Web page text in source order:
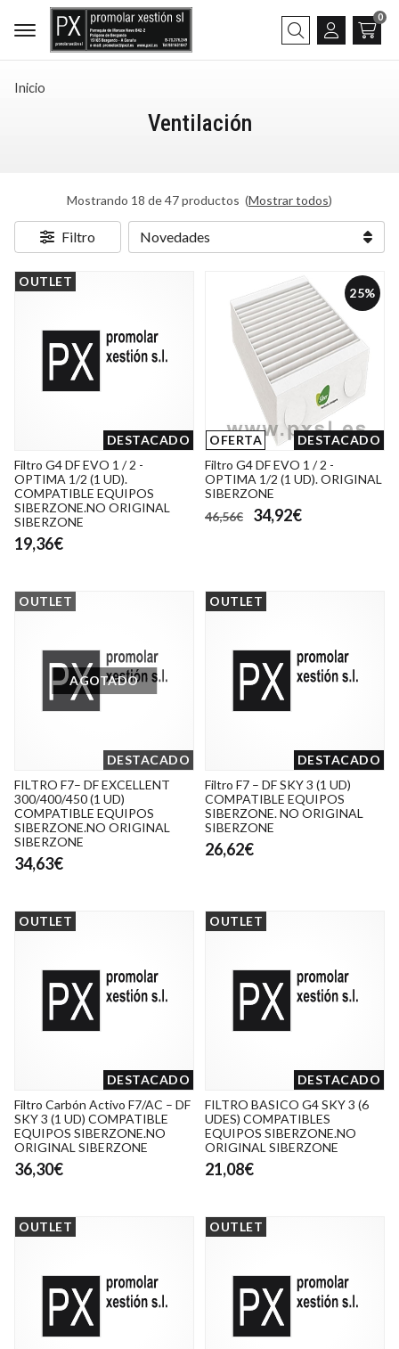
Buscar
0
Inicio
Ventilación
Mostrando 18 de 47 productos (Mostrar todos)
Filtro
DESTACADO
OUTLET
Filtro G4 DF EVO 1 / 2 -
OPTIMA 1/2 (1 UD).
COMPATIBLE EQUIPOS
SIBERZONE.NO ORIGINAL
SIBERZONE
19,36€
25%
OFERTA
DESTACADO
Filtro G4 DF EVO 1 / 2 -
OPTIMA 1/2 (1 UD). ORIGINAL
SIBERZONE
46,56€
34,92€
DESTACADO
OUTLET
AGOTADO
FILTRO F7– DF EXCELLENT
300/400/450 (1 UD)
COMPATIBLE EQUIPOS
SIBERZONE.NO ORIGINAL
SIBERZONE
34,63€
DESTACADO
OUTLET
Filtro F7 – DF SKY 3 (1 UD)
COMPATIBLE EQUIPOS
SIBERZONE. NO ORIGINAL
SIBERZONE
26,62€
DESTACADO
OUTLET
Filtro Carbón Activo F7/AC – DF
SKY 3 (1 UD) COMPATIBLE
EQUIPOS SIBERZONE.NO
ORIGINAL SIBERZONE
36,30€
DESTACADO
OUTLET
FILTRO BASICO G4 SKY 3 (6
UDES) COMPATIBLES
EQUIPOS SIBERZONE.NO
ORIGINAL SIBERZONE
21,08€
OUTLET OUTLET